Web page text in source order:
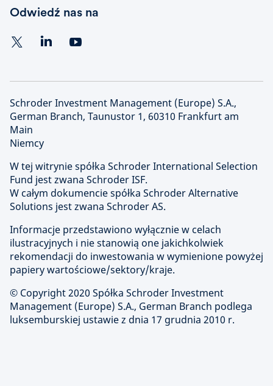
Odwiedź nas na
Schroder Investment Management (Europe) S.A.,
German Branch, Taunustor 1, 60310 Frankfurt am
Main
Niemcy
W tej witrynie spółka Schroder International Selection
Fund jest zwana Schroder ISF.
W całym dokumencie spółka Schroder Alternative
Solutions jest zwana Schroder AS.
Informacje przedstawiono wyłącznie w celach
ilustracyjnych i nie stanowią one jakichkolwiek
rekomendacji do inwestowania w wymienione powyżej
papiery wartościowe/sektory/kraje.
© Copyright 2020 Spółka Schroder Investment
Management (Europe) S.A., German Branch podlega
luksemburskiej ustawie z dnia 17 grudnia 2010 r.